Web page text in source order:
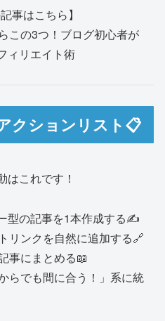
事はこちら】
この3つ！ブログ初心者が
ィリエイト術
クションリスト📋
はこれです！
型の記事を1本作成する✍️
リンクを自然に追加する🔗
事にまとめる📖
らでも間に合う！」系に統